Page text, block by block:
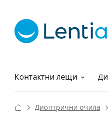
Контактни лещи
Разтвори
Как да поръчам?
Диоптрични очила